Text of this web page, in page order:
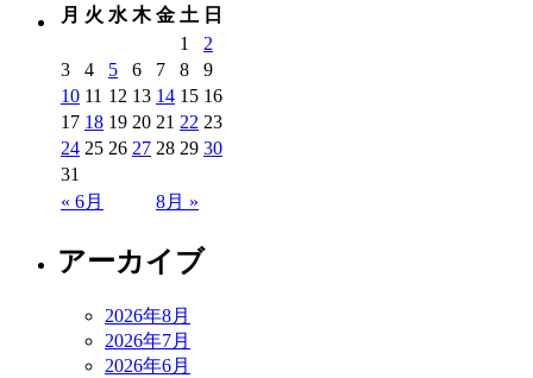
月 火 水 木 金 土 日
« 6月 8月 »
1
2
3
4 5 6 7 8
9
10 11 12 13 14 15 16
17 18 19 20 21 22 23
24 25 26 27 28 29 30
31
アーカイブ
2026年8月
2026年7月
2026年6月